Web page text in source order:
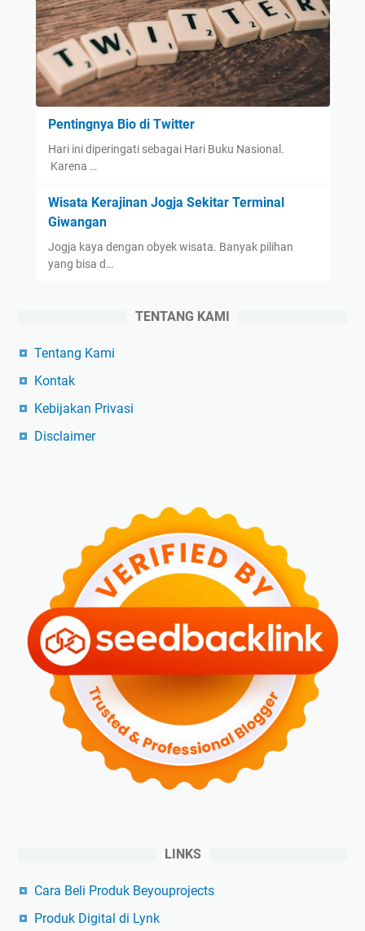
Pentingnya Bio di Twitter
Hari ini diperingati sebagai Hari Buku Nasional.
Karena …
Wisata Kerajinan Jogja Sekitar Terminal
Giwangan
Jogja kaya dengan obyek wisata. Banyak pilihan
yang bisa d…
TENTANG KAMI
Tentang Kami
Kontak
Kebijakan Privasi
Disclaimer
LINKS
Cara Beli Produk Beyouprojects
Produk Digital di Lynk